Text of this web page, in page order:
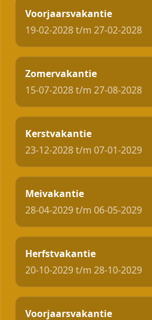
Voorjaarsvakantie
19-02-2028 t/m 27-02-2028
Zomervakantie
15-07-2028 t/m 27-08-2028
Kerstvakantie
23-12-2028 t/m 07-01-2029
Meivakantie
28-04-2029 t/m 06-05-2029
Herfstvakantie
20-10-2029 t/m 28-10-2029
Voorjaarsvakantie